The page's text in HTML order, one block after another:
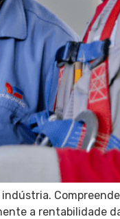
a rentabilidade